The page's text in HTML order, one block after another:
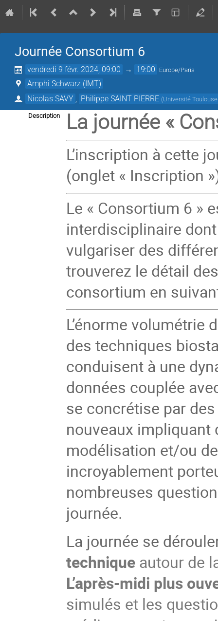
Journée Consortium 6
vendredi 9 févr. 2024, 09:00 → 19:00 Europe/Paris
Amphi Schwarz (IMT)
Nicolas SAVY
Philippe SAINT PIERRE (Université Toulouse
Description La journée «
L’inscription à cette
(onglet « Inscription
Le « Consortium 6 »
interdisciplinaire
vulgariser des
trouverez le détail
consortium en
L’énorme volumétrie
des techniques
conduisent à une
données couplée
se concrétise par
nouveaux impliquant
modélisation et/ou
incroyablement
nombreuses
journée.
La journée se
technique autour de
L’après-midi plus
simulés et les